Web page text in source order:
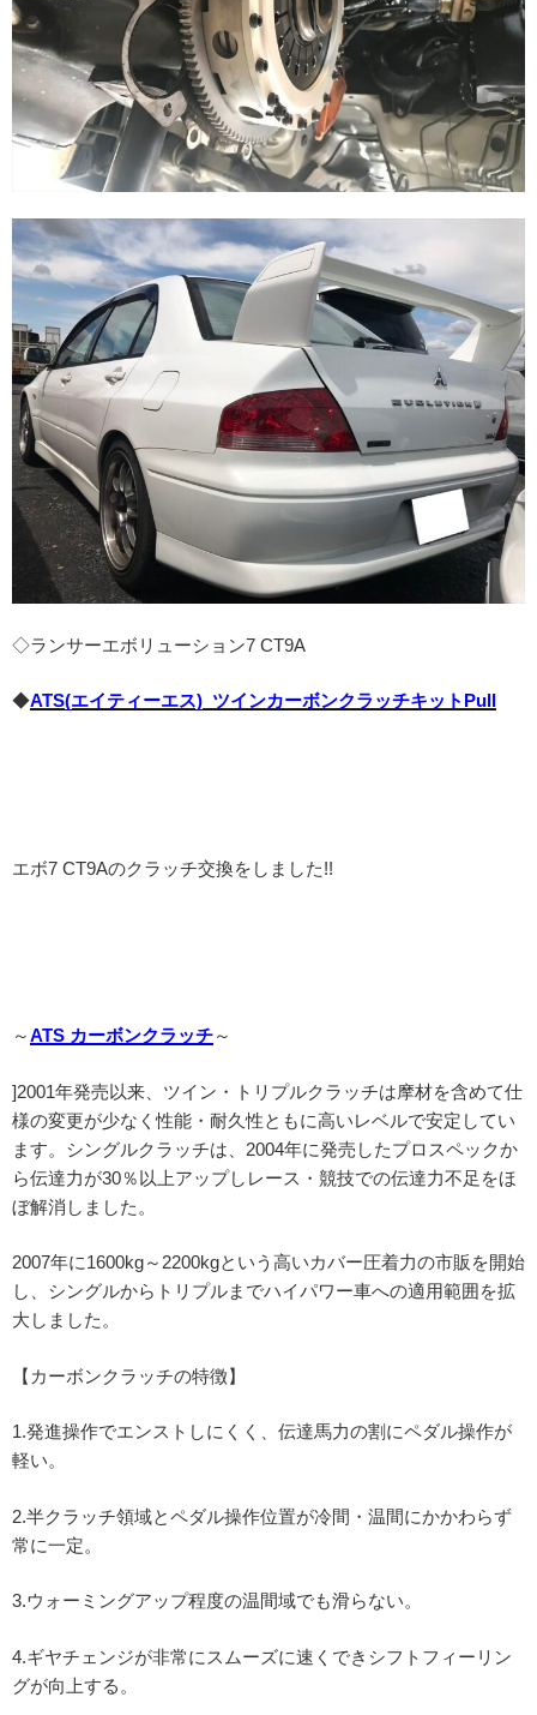
◇ランサーエボリューション7 CT9A
◆ATS(エイティーエス) ツインカーボンクラッチキットPull
エボ7 CT9Aのクラッチ交換をしました!!
～ATS カーボンクラッチ～
]2001年発売以来、ツイン・トリプルクラッチは摩材を含めて仕
様の変更が少なく性能・耐久性ともに高いレベルで安定してい
ます。シングルクラッチは、2004年に発売したプロスペックか
ら伝達力が30％以上アップしレース・競技での伝達力不足をほ
ぼ解消しました。
2007年に1600kg～2200kgという高いカバー圧着力の市販を開始
し、シングルからトリプルまでハイパワー車への適用範囲を拡
大しました。
【カーボンクラッチの特徴】
1.発進操作でエンストしにくく、伝達馬力の割にペダル操作が
軽い。
2.半クラッチ領域とペダル操作位置が冷間・温間にかかわらず
常に一定。
3.ウォーミングアップ程度の温間域でも滑らない。
4.ギヤチェンジが非常にスムーズに速くできシフトフィーリン
グが向上する。